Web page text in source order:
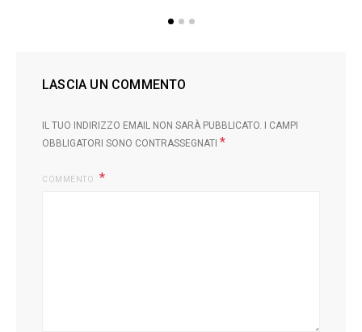
LASCIA UN COMMENTO
IL TUO INDIRIZZO EMAIL NON SARÀ PUBBLICATO. I CAMPI
OBBLIGATORI SONO CONTRASSEGNATI *
COMMENTO